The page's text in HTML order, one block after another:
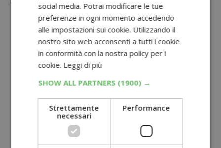
social media. Potrai modificare le tue
preferenze in ogni momento accedendo
alle impostazioni sui cookie. Utilizzando il
nostro sito web acconsenti a tutti i cookie
in conformità con la nostra policy per i
cookie. Leggi di più
SHOW ALL PARTNERS (1900) →
Strettamente
necessari
Performance